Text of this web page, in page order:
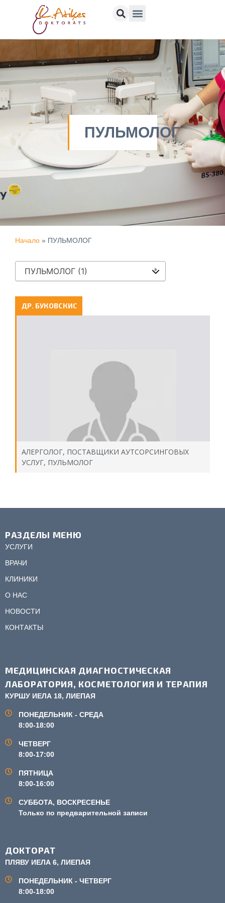
ПУЛЬМОЛОГ
Начало » ПУЛЬМОЛОГ
ПУЛЬМОЛОГ (1)
ДР. БУКОВСКИС
АЛЕРГОЛОГ, ПОСТАВЩИКИ АУТСОРСИНГОВЫХ
УСЛУГ, ПУЛЬМОЛОГ
РАЗДЕЛЫ МЕНЮ
УСЛУГИ
ВРАЧИ
КЛИНИКИ
О НАС
НОВОСТИ
КОНТАКТЫ
МЕДИЦИНСКАЯ ДИАГНОСТИЧЕСКАЯ
ЛАБОРАТОРИЯ, КОСМЕТОЛОГИЯ И ТЕРАПИЯ
КУРШУ ИЕЛА 18, ЛИЕПАЯ
ПОНЕДЕЛЬНИК - СРЕДА
8:00-18:00
ЧЕТВЕРГ
8:00-17:00
ПЯТНИЦА
8:00-16:00
СУББОТА, ВОСКРЕСЕНЬЕ
Только по предварительной записи
ДОКТОРАТ
ПЛЯВУ ИЕЛА 6, ЛИЕПАЯ
ПОНЕДЕЛЬНИК - ЧЕТВЕРГ
8:00-18:00